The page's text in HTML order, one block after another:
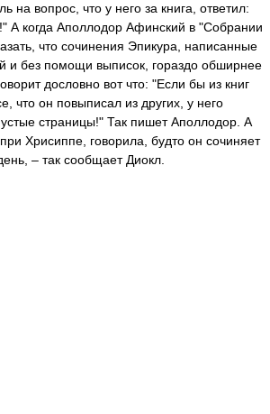
на вопрос, что у него за книга, ответил:
А когда Аполлодор Афинский в "Собрании
что сочинения Эпикура, написанные
и без помощи выписок, гораздо обширнее
дословно вот что: "Если бы из книг
что он повыписал из других, у него
страницы!" Так пишет Аполлодор. А
Хрисиппе, говорила, будто он сочиняет
– так сообщает Диокл.